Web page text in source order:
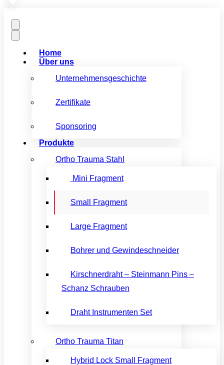
Home
Über uns
Unternehmensgeschichte
Zertifikate
Sponsoring
Produkte
Ortho Trauma Stahl
Mini Fragment
Small Fragment
Large Fragment
Bohrer und Gewindeschneider
Kirschnerdraht – Steinmann Pins –
Schanz Schrauben
Draht Instrumenten Set
Ortho Trauma Titan
Hybrid Lock Small Fragment